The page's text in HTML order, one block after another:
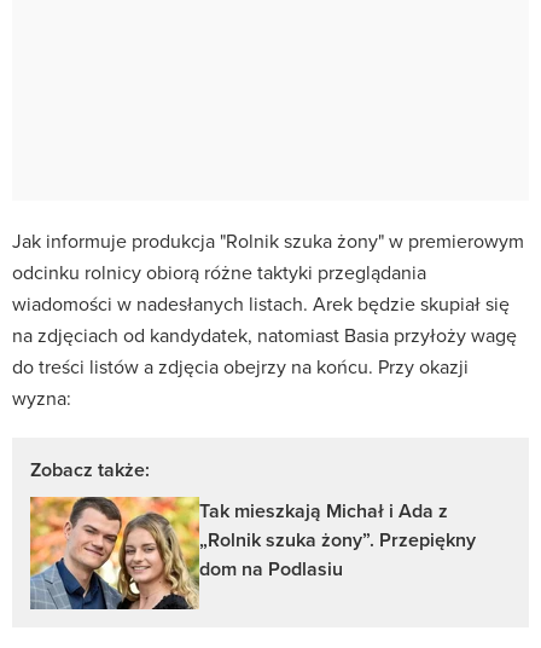
Jak informuje produkcja "Rolnik szuka żony" w premierowym
odcinku rolnicy obiorą różne taktyki przeglądania
wiadomości w nadesłanych listach. Arek będzie skupiał się
na zdjęciach od kandydatek, natomiast Basia przyłoży wagę
do treści listów a zdjęcia obejrzy na końcu. Przy okazji
wyzna:
Zobacz także:
Tak mieszkają Michał i Ada z
„Rolnik szuka żony”. Przepiękny
dom na Podlasiu